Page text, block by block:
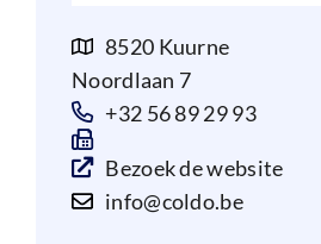
8520 Kuurne
Noordlaan 7
+32 56 89 29 93
Bezoek de website
info@coldo.be